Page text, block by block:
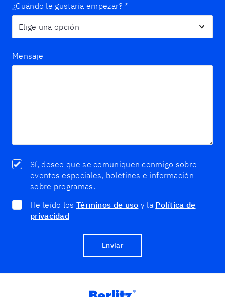
¿Cuándo le gustaría empezar? *
Mensaje
Sí, deseo que se comuniquen conmigo sobre
eventos especiales, boletines e información
sobre programas.
He leído los Términos de uso y la Política de
privacidad
Enviar